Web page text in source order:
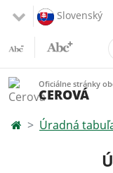
Slovenský
Oficiálne stránky
CEROVÁ
Úradná